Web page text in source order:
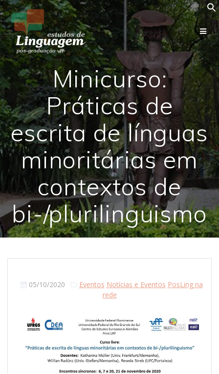
to
content
Minicurso:
Práticas de
escrita de línguas
minoritárias em
contextos de
bi-/plurilinguismo
05/10/2020 Eventos Notícias e Eventos PosLing na
rede